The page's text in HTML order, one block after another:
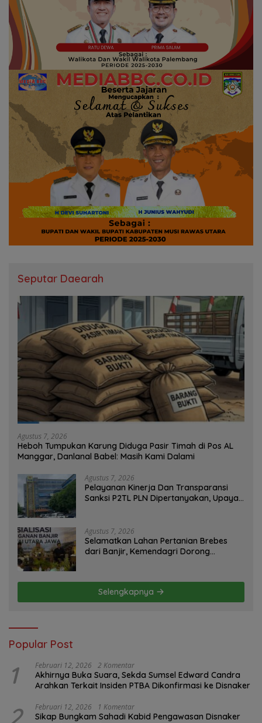
Seputar Daearah
Agustus 7, 2026
Heboh Tumpukan Karung Diduga Pasir Timah di Pos AL
Manggar, Danlanal Babel: Masih Kami Dalami
Agustus 7, 2026
Pelayanan Kinerja Dan Transparansi
Sanksi P2TL PLN Dipertanyakan, Upaya
Agustus 7, 2026
Selamatkan Lahan Pertanian Brebes
dari Banjir, Kemendagri Dorong
Selengkapnya
Popular Post
1 Februari 12, 2026 2 Komentar
Akhirnya Buka Suara, Sekda Sumsel Edward Candra
Arahkan Terkait Insiden PTBA Dikonfirmasi ke Disnaker
2 Februari 12, 2026 1 Komentar
Sikap Bungkam Sahadi Kabid Pengawasan Disnaker